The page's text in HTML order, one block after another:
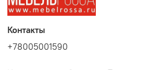
Контакты
+78005001590